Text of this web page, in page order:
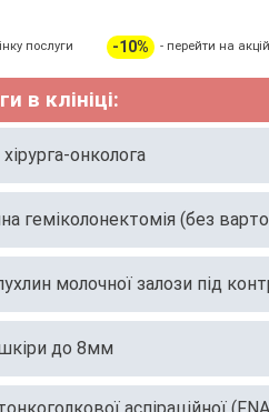
послуги -10% - перейти на
в клініці:
онколога
геміколонектомія (без
молочної залози під
шкіри до 8мм